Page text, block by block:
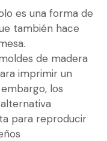
es una forma de
también hace
de madera
imprimir un
los
para reproducir